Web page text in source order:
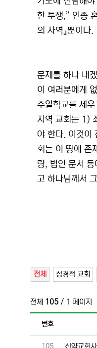
한 투쟁,” 인종
의 사역』뿐이다.
문제를 하나 내
이 여러분에게
주일학교를 세
지역 교회는 1)
야 한다. 이것이
회는 이 땅에 존
량, 법인 문서
고 하나님께서
전체 성경적 교회
전체 105 / 1 페이지
번호
번호
105